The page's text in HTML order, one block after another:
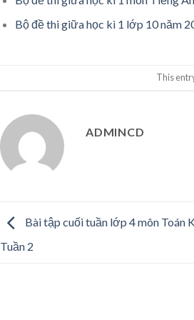
Bộ đề thi giữa học kì 1 lớp 10 năm
This
ADMINCD
Bài tập cuối tuần lớp 4 môn Toán
Tuần 2